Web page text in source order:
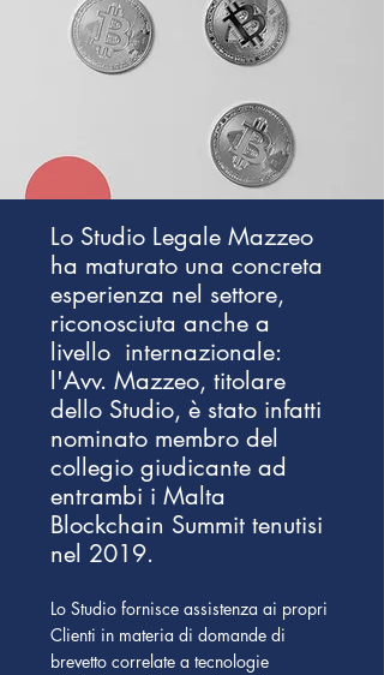
Lo Studio Legale Mazzeo
ha maturato una concreta
esperienza nel settore,
riconosciuta anche a
livello internazionale:
l'Avv. Mazzeo, titolare
dello Studio, è stato infatti
nominato membro del
collegio giudicante ad
entrambi i Malta
Blockchain Summit tenutisi
nel 2019.
Lo Studio fornisce assistenza ai propri
Clienti in materia di domande di
brevetto correlate a tecnologie